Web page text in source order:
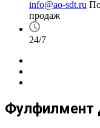
info@ao-sdt.ru
продаж
24/7
Фулфилмент